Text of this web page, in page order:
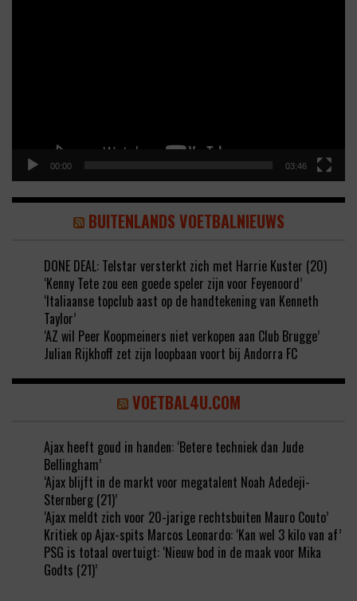
00:00 03:46
BUITENLANDS VOETBALNIEUWS
DONE DEAL: Telstar versterkt zich met Harrie Kuster (20)
‘Kenny Tete zou een goede speler zijn voor Feyenoord’
‘Italiaanse topclub aast op de handtekening van Kenneth
Taylor’
‘AZ wil Peer Koopmeiners niet verkopen aan Club Brugge’
Julian Rijkhoff zet zijn loopbaan voort bij Andorra FC
VOETBAL4U.COM
Ajax heeft goud in handen: ‘Betere techniek dan Jude
Bellingham’
‘Ajax blijft in de markt voor megatalent Noah Adedeji-
Sternberg (21)’
‘Ajax meldt zich voor 20-jarige rechtsbuiten Mauro Couto’
Kritiek op Ajax-spits Marcos Leonardo: ‘Kan wel 3 kilo van af’
PSG is totaal overtuigt: ‘Nieuw bod in de maak voor Mika
Godts (21)’